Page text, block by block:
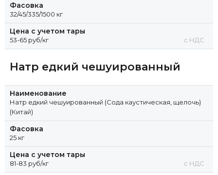
Фасовка
32/45/335/1500 кг
Цена с учетом тары
53-65 руб/кг с НДС
Натр едкий чешуированный
Наименование
Натр едкий чешуированный (Сода каустическая, щелочь)
(Китай)
Фасовка
25 кг
Цена с учетом тары
81-83 руб/кг с НДС